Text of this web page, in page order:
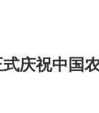
庆祝中国